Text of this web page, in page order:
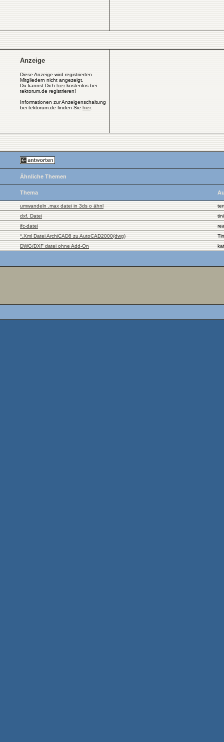
Anzeige
Diese Anzeige wird registrierten
Mitgliedern nicht angezeigt.
Du kannst Dich hierkostenlos bei
tektorum.de registrieren!
Informationen zur Anzeigenschaltung
bei tektorum.de finden Sie hier.
Ähnliche Themen
Thema
umwandeln .max datei in 3ds o ähnl
dxf. Datei
ifc-datei
*.Xml Datei ArchiCAD8 zu AutoCAD2000(dwg)
DWG/DXF datei ohne Add-On